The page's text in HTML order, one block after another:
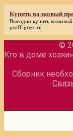
Купить валковый
Выгодно купить
proff-press.ru
©
Кто в доме
Сборник